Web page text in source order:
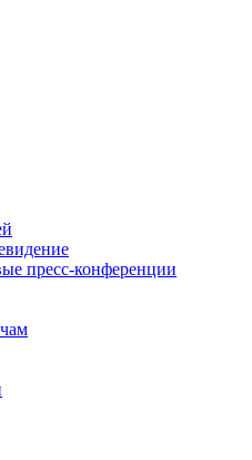
пресс-конференции